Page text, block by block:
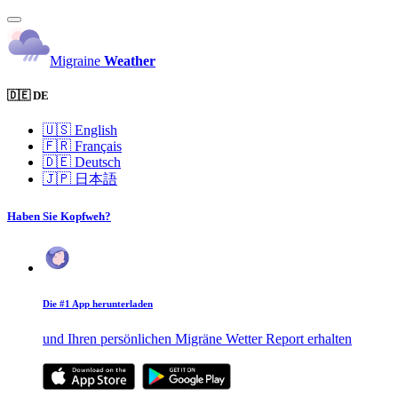
Migraine Weather
🇩🇪 DE
🇺🇸 English
🇫🇷 Français
🇩🇪 Deutsch
🇯🇵 日本語
Haben Sie Kopfweh?
Die #1 App herunterladen
und Ihren persönlichen Migräne Wetter Report erhalten